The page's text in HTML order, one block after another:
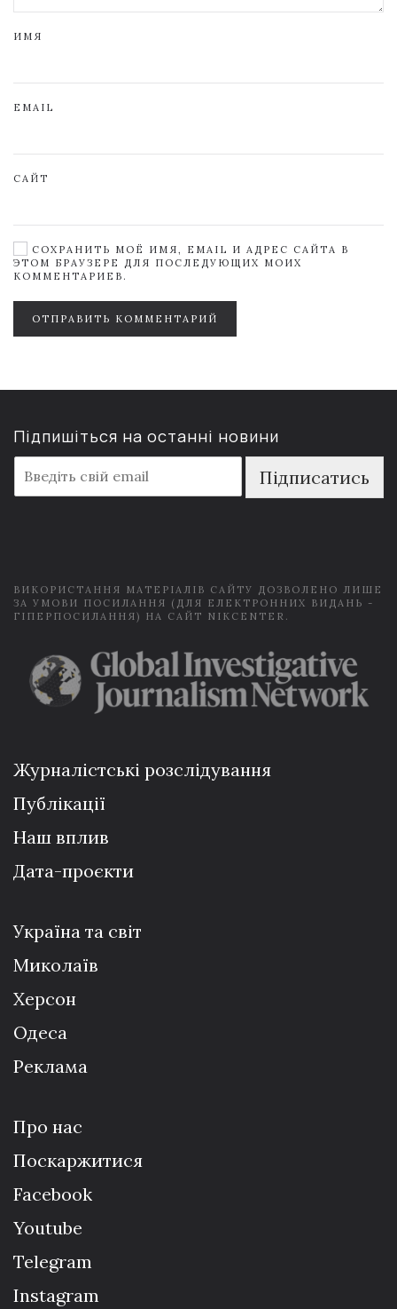
ИМЯ
EMAIL
САЙТ
СОХРАНИТЬ МОЁ ИМЯ, EMAIL И АДРЕС САЙТА В
ЭТОМ БРАУЗЕРЕ ДЛЯ ПОСЛЕДУЮЩИХ МОИХ
КОММЕНТАРИЕВ.
ОТПРАВИТЬ КОММЕНТАРИЙ
Підпишіться на останні новини
m
a
Підписатись
ВИКОРИСТАННЯ МАТЕРІАЛІВ САЙТУ ДОЗВОЛЕНО ЛИШЕ
ЗА УМОВИ ПОСИЛАННЯ (ДЛЯ ЕЛЕКТРОННИХ ВИДАНЬ -
ГІПЕРПОСИЛАННЯ) НА САЙТ NIKCENTER.
Журналістські розслідування
Публікації
Наш вплив
Дата-проєкти
Україна та світ
Миколаїв
Херсон
Одеса
Реклама
Про нас
Поскаржитися
Facebook
Youtube
Telegram
Instagram